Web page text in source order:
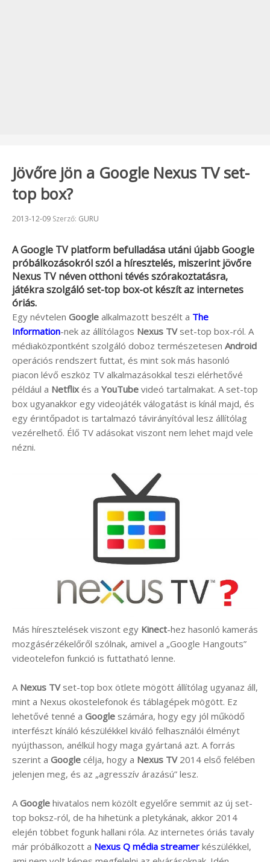
Jövőre jön a Google Nexus TV set-
top box?
Beküldve:
2013-12-09 Szerző: GURU
AGoogle TVplatform befulladása utáni újabbGoogle
próbálkozásokról szól a híresztelés, miszerint jövőre
Nexus TVnéven otthoni tévés szórakoztatásra,
játékra szolgáló set-top box-ot készít az internetes
óriás.
Egy névtelen Google alkalmazott beszélt a The
Information-nek az állítólagos Nexus TVset-top box-ról. A
médiaközpontként szolgáló doboz természetesen Android
operációs rendszert futtat, és mint sok más hasonló
piacon lévő eszköz TV alkalmazásokkal teszi elérhetővé
például a Netflix és a YouTube videó tartalmakat. A set-top
box ugyanakkor egy videojáték válogatást is kínál majd, és
egy érintőpadot is tartalmazó távirányítóval lesz állítólag
vezérelhető. Élő TV adásokat viszont nem lehet majd vele
nézni.
Más híresztelések viszont egy Kinect-hez hasonló kamerás
mozgásérzékelőről szólnak, amivel a „Google Hangouts”
videotelefon funkció is futtatható lenne.
A Nexus TVset-top box ötlete mögött állítólag ugyanaz áll,
mint a Nexus okostelefonok és táblagépek mögött. Ez
lehetővé tenné a Google számára, hogy egy jól működő
interfészt kínáló készülékkel kiváló felhasználói élményt
nyújthasson, anélkül hogy maga gyártaná azt. A forrás
szerint a Google célja, hogy a Nexus TV2014 első felében
jelenjen meg, és az „agresszív árazású” lesz.
A Google hivatalos nem közölt egyelőre semmit az új set-
top boksz-ról, de ha hihetünk a pletykának, akkor 2014
elején többet fogunk hallani róla. Az internetes óriás tavaly
már próbálkozott a Nexus Q média streamer készülékkel,